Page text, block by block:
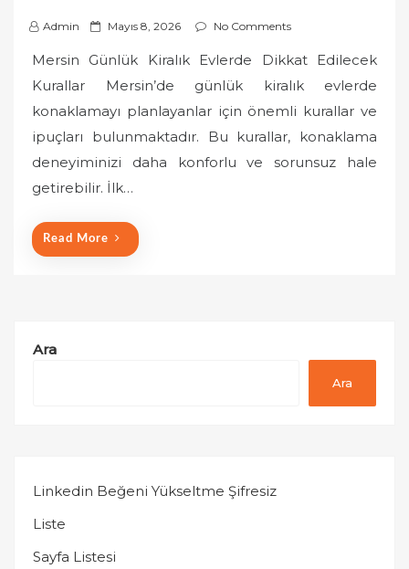
Admin
P
s
e
d
o
Mayıs 8, 2026 No Comments
Mersin Günlük Kiralık Evlerde Dikkat Edilecek
Kurallar Mersin’de günlük kiralık evlerde
konaklamayı planlayanlar için önemli kurallar ve
ipuçları bulunmaktadır. Bu kurallar, konaklama
deneyiminizi daha konforlu ve sorunsuz hale
getirebilir. İlk…
Read More
Ara
Ara
Linkedin Beğeni Yükseltme Şifresiz
Liste
Sayfa Listesi